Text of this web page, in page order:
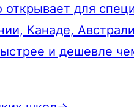
для
Канаде,
и дешевле